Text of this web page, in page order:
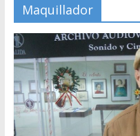
Maquillador